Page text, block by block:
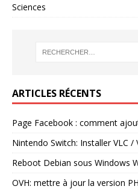
Sciences
ARTICLES RÉCENTS
Page Facebook : comment
Nintendo Switch: Installer VLC /
Reboot Debian sous Windows
OVH: mettre à jour la version